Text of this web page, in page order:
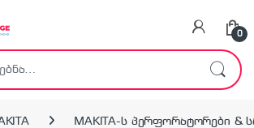
0
MAKITA-ს პერფორატორები &